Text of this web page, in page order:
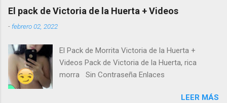
El pack de Victoria de la Huerta + Videos
- febrero 02, 2022
El Pack de Morrita Victoria de la Huerta +
Videos Pack de Victoria de la Huerta, rica
morra Sin Contraseña Enlaces
LEER MÁS